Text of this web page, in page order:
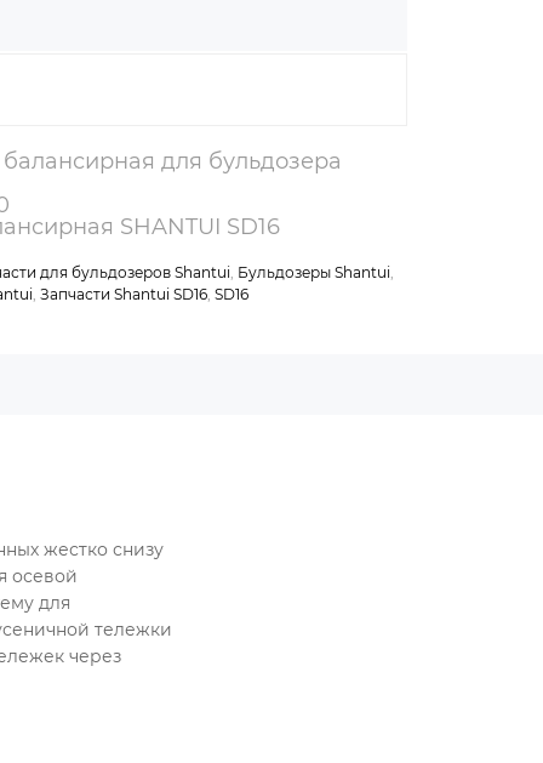
балансирная для бульдозера
SHANTUI SD16
для бульдозеров Shantui Бульдозеры Shantui
Запчасти Shantui SD16 SD16
жестко снизу
осевой
для
тележки
через